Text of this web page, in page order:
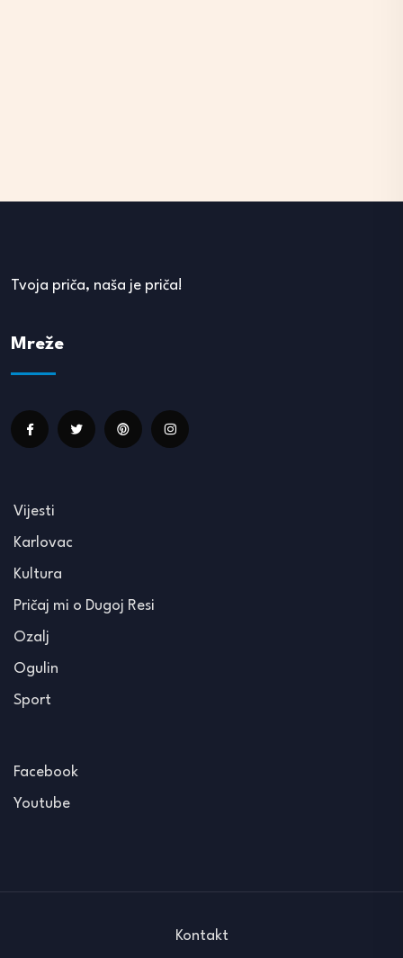
Tvoja priča, naša je priča!
Mreže
Vijesti
Karlovac
Kultura
Pričaj mi o Dugoj Resi
Ozalj
Ogulin
Sport
Facebook
Youtube
Kontakt